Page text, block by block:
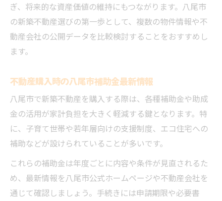
ぎ、将来的な資産価値の維持にもつながります。八尾市
の新築不動産選びの第一歩として、複数の物件情報や不
動産会社の公開データを比較検討することをおすすめし
ます。
不動産購入時の八尾市補助金最新情報
八尾市で新築不動産を購入する際は、各種補助金や助成
金の活用が家計負担を大きく軽減する鍵となります。特
に、子育て世帯や若年層向けの支援制度、エコ住宅への
補助などが設けられていることが多いです。
これらの補助金は年度ごとに内容や条件が見直されるた
め、最新情報を八尾市公式ホームページや不動産会社を
通じて確認しましょう。手続きには申請期限や必要書